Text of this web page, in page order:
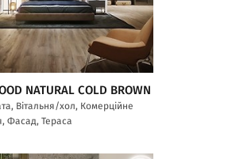
NATURAL COLD BROWN
Вітальня/хол, Комерційне
Фасад, Тераса